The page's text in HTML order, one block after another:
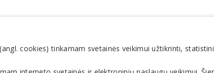
cookies) tinkamam svetainės veikimui užtikrinti,